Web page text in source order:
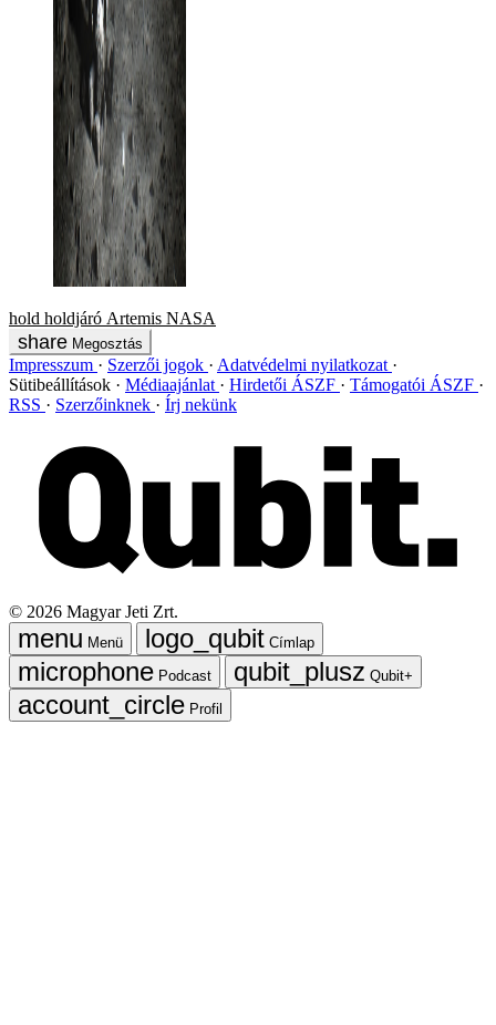
hold holdjáró Artemis NASA
Megosztás
Impresszum Szerzői jogok
Adatvédelmi nyilatkozat
Sütibeállítások
Médiaajánlat Hirdetői ÁSZF
Támogatói ÁSZF
RSS
Szerzőinknek Írj nekünk
© 2026 Magyar Jeti Zrt.
Menü
Címlap
Podcast
Qubit+
Profil